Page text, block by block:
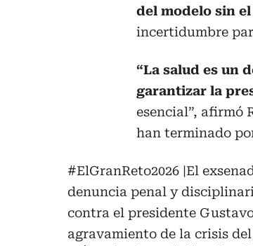
del modelo sin
incertidumbre
“La salud es un
garantizar la
esencial”, afirmó
han terminado
#ElGranReto2026 |El
denuncia penal y
contra el presidente
agravamiento de la crisis